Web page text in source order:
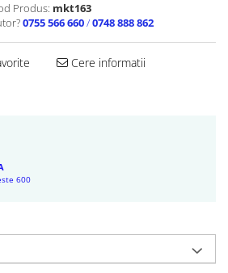
Produs: mkt163
0755 566 660/0748 888 862
Cere informatii
600